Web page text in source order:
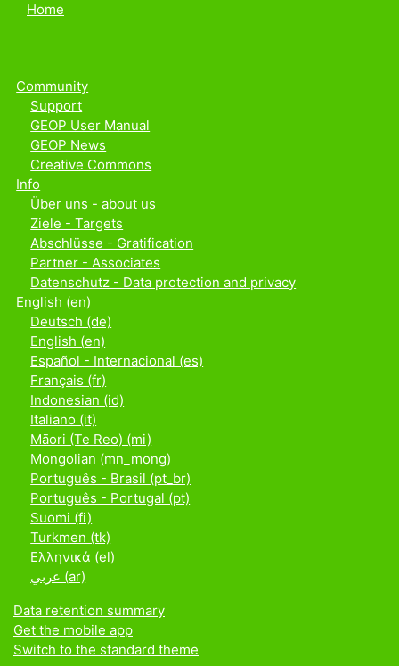
Home
Community
Support
GEOP User Manual
GEOP News
Creative Commons
Info
Über uns - about us
Ziele - Targets
Abschlüsse - Gratification
Partner - Associates
Datenschutz - Data protection and privacy
English ‎(en)‎
Deutsch ‎(de)‎
English ‎(en)‎
Español - Internacional ‎(es)‎
Français ‎(fr)‎
Indonesian ‎(id)‎
Italiano ‎(it)‎
Māori (Te Reo) ‎(mi)‎
Mongolian ‎(mn_mong)‎
Português - Brasil ‎(pt_br)‎
Português - Portugal ‎(pt)‎
Suomi ‎(fi)‎
Turkmen ‎(tk)‎
Ελληνικά ‎(el)‎
عربي ‎(ar)‎
Data retention summary
Get the mobile app
Switch to the standard theme